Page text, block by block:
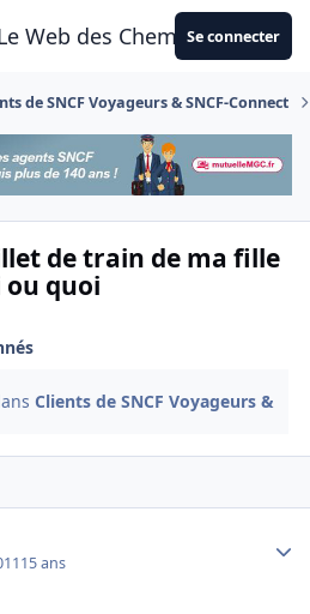
Web des CheminotsSe connecter
de SNCF Voyageurs & SNCF-Connect
de train de ma fille
ou quoi
Clients de SNCF Voyageurs &
15 ans